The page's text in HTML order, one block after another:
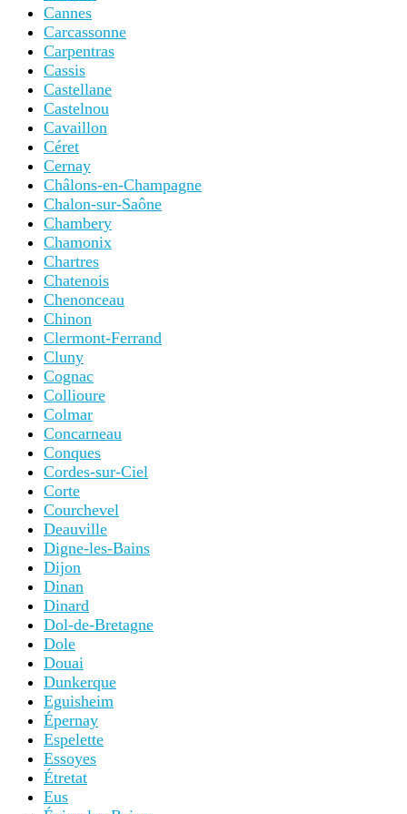
Cannes
Carcassonne
Carpentras
Cassis
Castellane
Castelnou
Cavaillon
Céret
Cernay
Châlons-en-Champagne
Chalon-sur-Saône
Chambery
Chamonix
Chartres
Chatenois
Chenonceau
Chinon
Clermont-Ferrand
Cluny
Cognac
Collioure
Colmar
Concarneau
Conques
Cordes-sur-Ciel
Corte
Courchevel
Deauville
Digne-les-Bains
Dijon
Dinan
Dinard
Dol-de-Bretagne
Dole
Douai
Dunkerque
Eguisheim
Épernay
Espelette
Essoyes
Étretat
Eus